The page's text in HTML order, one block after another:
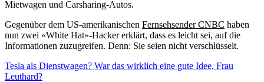
Mietwagen und Carsharing-Autos.
Gegenüber dem US-amerikanischen Fernsehsender CNBC haben
nun zwei «White Hat»-Hacker erklärt, dass es leicht sei, auf die
Informationen zuzugreifen. Denn: Sie seien nicht verschlüsselt.
Tesla als Dienstwagen? War das wirklich eine gute Idee, Frau
Leuthard?